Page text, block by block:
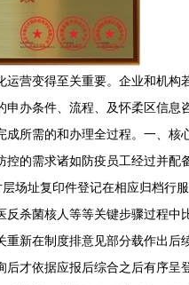
营变得至关重要。企业和机
办条件、流程、及怀柔区信
所需的和办理全过程。一、
的需求诸如防疫员工经过并
址复印件登记在相应归档行
杀菌核人等等关键步骤过程
新在制度排意见部分载作出
才依据应报后综合之后有序